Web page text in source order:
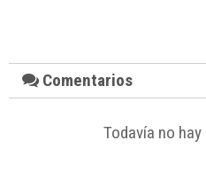
Comentarios
Todavía no